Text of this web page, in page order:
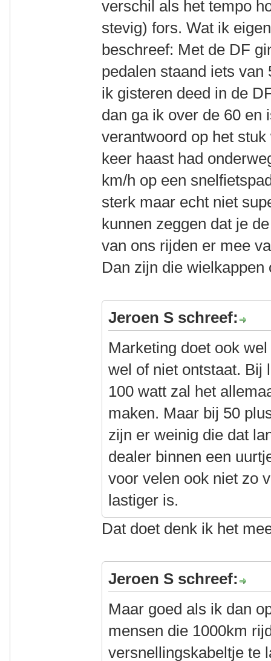
verschil als het tempo
stevig) fors. Wat ik
beschreef: Met de DF
pedalen staand iets
ik gisteren deed in de
dan ga ik over de 60 en
verantwoord op het
keer haast had
km/h op een
sterk maar echt niet
kunnen zeggen dat je
van ons rijden er mee
Dan zijn die
Jeroen S schreef:
Marketing doet ook
wel of niet ontstaat. Bij
100 watt zal het
maken. Maar bij 50
zijn er weinig die dat
dealer binnen een
voor velen ook niet zo
lastiger is.
Dat doet denk ik het
Jeroen S schreef:
Maar goed als ik dan
mensen die 1000km
versnellingskabeltje te